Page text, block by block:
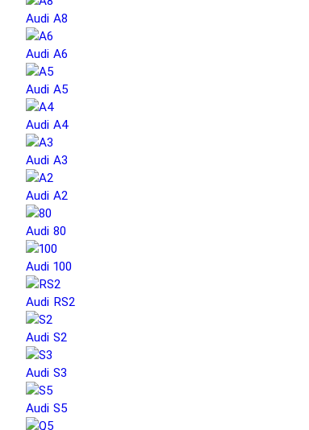
Audi A8
Audi A6
Audi A5
Audi A4
Audi A3
Audi A2
Audi 80
Audi 100
Audi RS2
Audi S2
Audi S3
Audi S5